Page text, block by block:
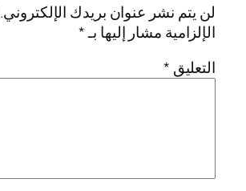
لن يتم نشر عنوان بريدك الإلكتروني.
الإلزامية مشار إليها بـ*
التعليق *